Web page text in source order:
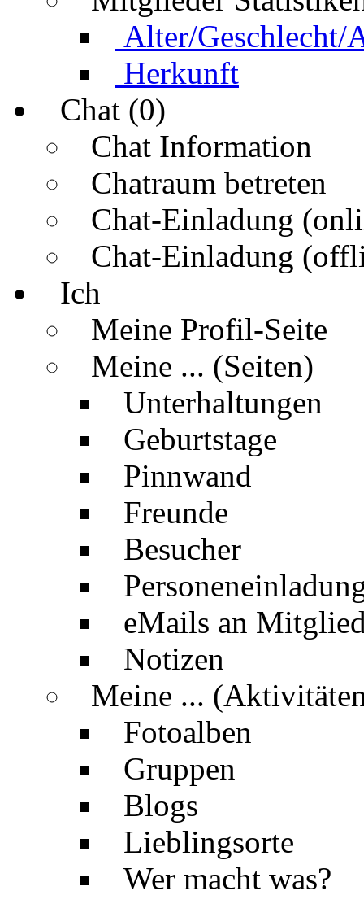
Alter/Geschlecht/
Herkunft
Chat (0)
Chat Information
Chatraum betreten
Chat-Einladung
Chat-Einladung
Ich
Meine Profil-Seite
Meine ... (Seiten)
Unterhaltungen
Geburtstage
Pinnwand
Freunde
Besucher
eMails an
Notizen
Meine ...
Fotoalben
Gruppen
Blogs
Lieblingsorte
Wer macht was?